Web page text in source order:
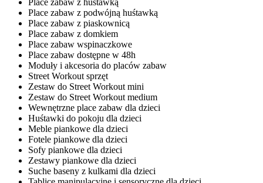
Place zabaw z huśtawką
Place zabaw z podwójną huśtawką
Place zabaw z piaskownicą
Place zabaw z domkiem
Place zabaw wspinaczkowe
Place zabaw dostępne w 48h
Moduły i akcesoria do placów zabaw
Street Workout sprzęt
Zestaw do Street Workout mini
Zestaw do Street Workout medium
Wewnętrzne place zabaw dla dzieci
Huśtawki do pokoju dla dzieci
Meble piankowe dla dzieci
Fotele piankowe dla dzieci
Sofy piankowe dla dzieci
Zestawy piankowe dla dzieci
Suche baseny z kulkami dla dzieci